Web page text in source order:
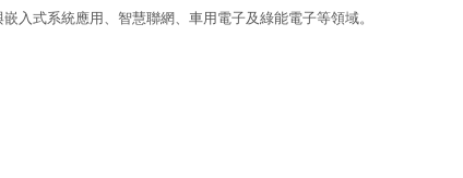
入式系統應用、智慧聯網、車用電子及綠能電子等領域。